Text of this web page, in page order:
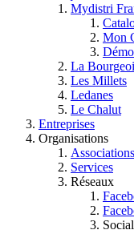
Mydistri
Mon
La
Les Millets
Ledanes
Le Chalut
Entreprises
Organisations
Associations
Services
Réseaux